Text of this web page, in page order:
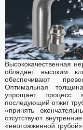
Высококачественная
обладает высоким
обеспечивают
Оптимальная
упрощает процесс
последующий отжиг
«принять
отсутствуют
«неотожженной трубой».